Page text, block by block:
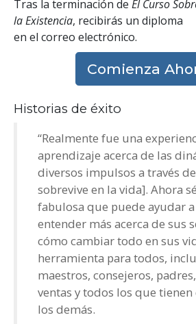
Tras la terminación de El Curso
la Existencia, recibirás un diploma
en el correo electrónico.
Comienza
Historias de éxito
“Realmente fue una
aprendizaje acerca de las
diversos impulsos a través
sobrevive en la vida]. Ahora
fabulosa que puede ayudar
entender más acerca de sus
cómo cambiar todo en sus
herramienta para todos,
maestros, consejeros,
ventas y todos los que
los demás.